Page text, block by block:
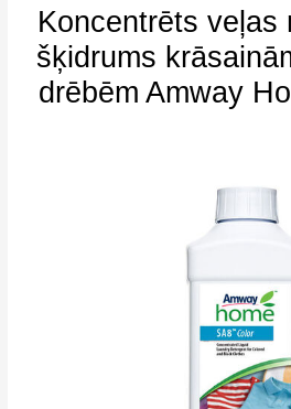
Koncentrēts veļas
šķidrums
drēbēm Amway